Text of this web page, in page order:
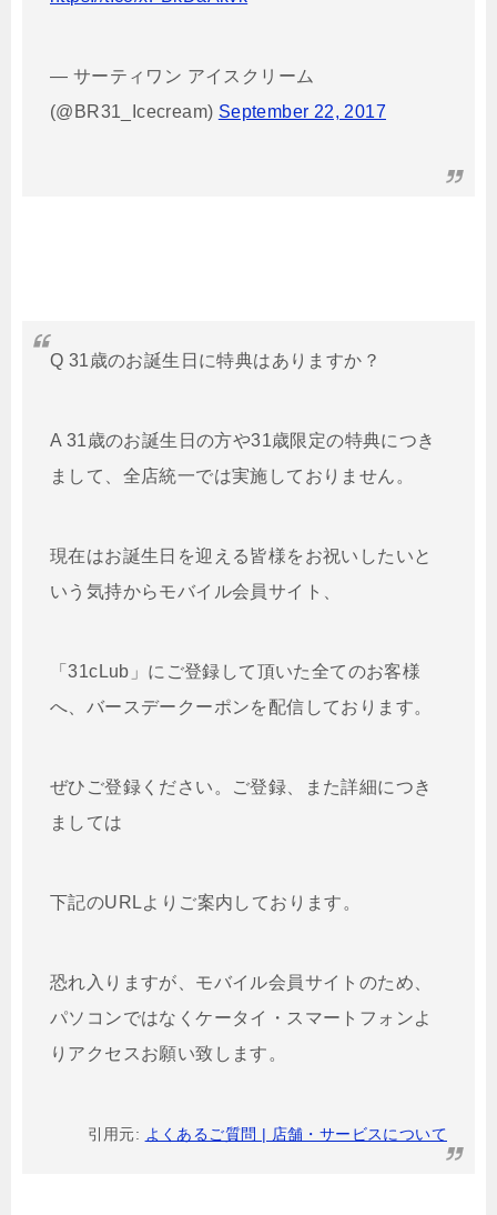
— サーティワン アイスクリーム
(@BR31_Icecream) September 22, 2017
Q 31歳のお誕生日に特典はありますか？
A 31歳のお誕生日の方や31歳限定の特典につき
まして、全店統一では実施しておりません。
現在はお誕生日を迎える皆様をお祝いしたいと
いう気持からモバイル会員サイト、
「31cLub」にご登録して頂いた全てのお客様
へ、バースデークーポンを配信しております。
ぜひご登録ください。ご登録、また詳細につき
ましては
下記のURLよりご案内しております。
恐れ入りますが、モバイル会員サイトのため、
パソコンではなくケータイ・スマートフォンよ
りアクセスお願い致します。
引用元: よくあるご質問 | 店舗・サービスについて